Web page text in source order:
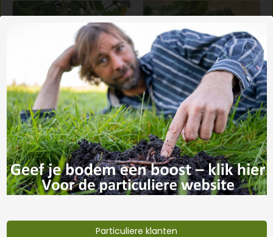
Particuliere klanten
Komkommer
marketmore
€3,39
Palmkool 'Nero di
Toscana'
€2,99